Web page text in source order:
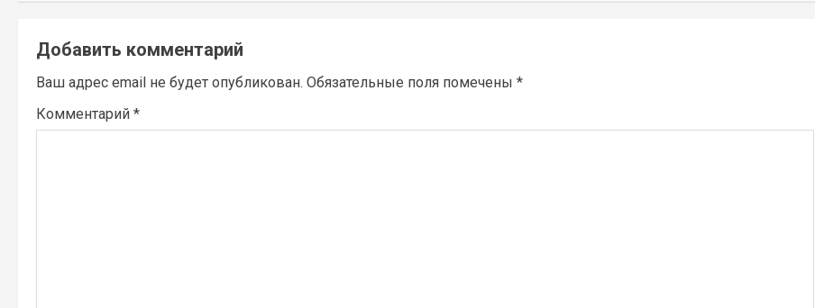
л
ж
и
Добавить комментарий
Ваш адрес email не будет опубликован. Обязательные поля помечены *
Комментарий *